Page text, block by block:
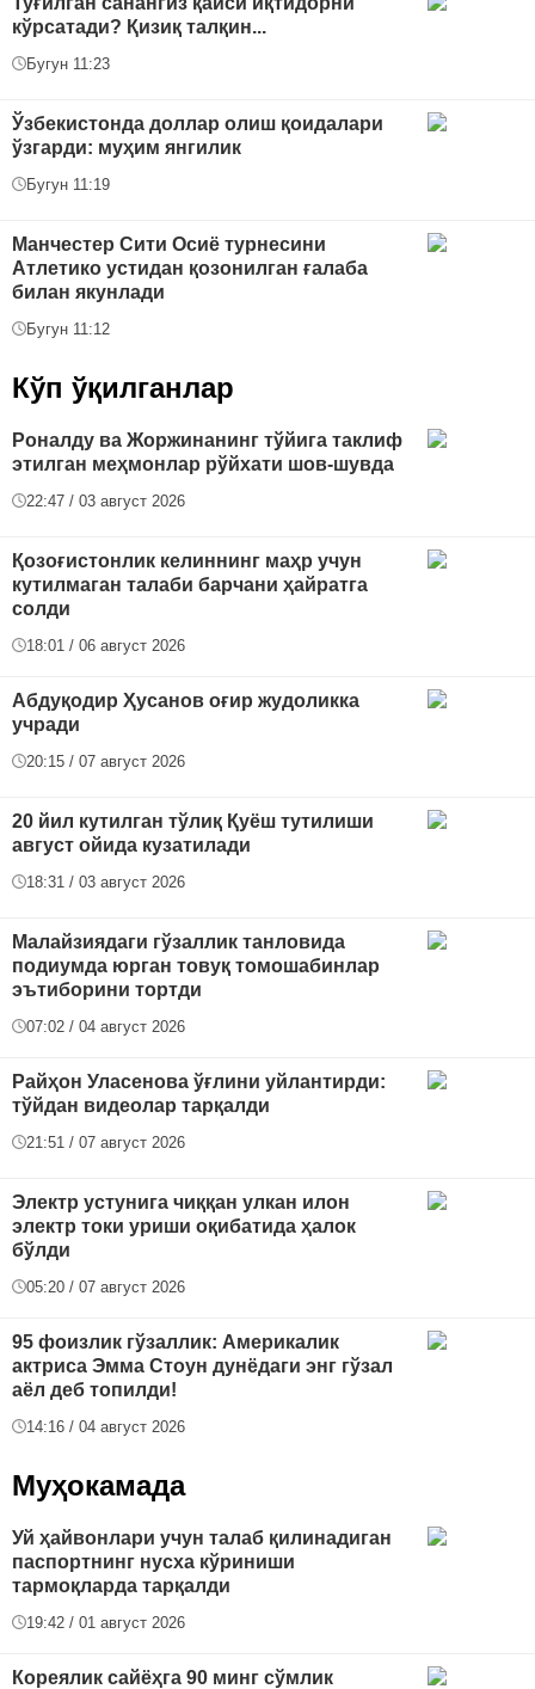
кўрсатади? Қизиқ талқин...
Бугун 11:23
Ўзбекистонда доллар олиш қоидалари
ўзгарди: муҳим янгилик
Бугун 11:19
Манчестер Сити Осиё турнесини
Атлетико устидан қозонилган ғалаба
билан якунлади
Бугун 11:12
Кўп ўқилганлар
Роналду ва Жоржинанинг тўйига таклиф
этилган меҳмонлар рўйхати шов-шувда
22:47 / 03 август 2026
Қозоғистонлик келиннинг маҳр учун
кутилмаган талаби барчани ҳайратга
солди
18:01 / 06 август 2026
Абдуқодир Ҳусанов оғир жудоликка
учради
20:15 / 07 август 2026
20 йил кутилган тўлиқ Қуёш тутилиши
август ойида кузатилади
18:31 / 03 август 2026
Малайзиядаги гўзаллик танловида
подиумда юрган товуқ томошабинлар
эътиборини тортди
07:02 / 04 август 2026
Райҳон Уласенова ўғлини уйлантирди:
тўйдан видеолар тарқалди
21:51 / 07 август 2026
Электр устунига чиққан улкан илон
электр токи уриши оқибатида ҳалок
бўлди
05:20 / 07 август 2026
95 фоизлик гўзаллик: Америкалик
актриса Эмма Стоун дунёдаги энг гўзал
аёл деб топилди!
14:16 / 04 август 2026
Муҳокамада
Уй ҳайвонлари учун талаб қилинадиган
паспортнинг нусха кўриниши
тармоқларда тарқалди
19:42 / 01 август 2026
Кореялик сайёҳга 90 минг сўмлик